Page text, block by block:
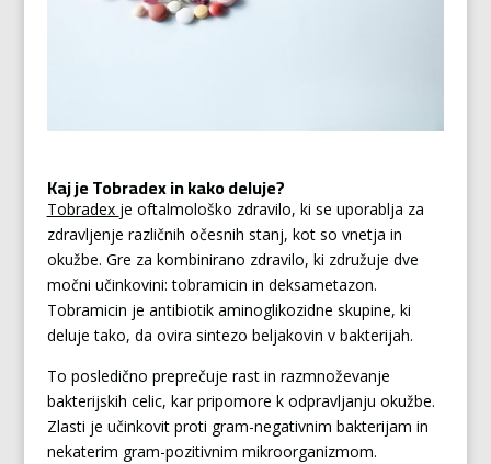
Kaj je Tobradex in kako deluje?
Tobradex je oftalmološko zdravilo, ki se uporablja za
zdravljenje različnih očesnih stanj, kot so vnetja in
okužbe. Gre za kombinirano zdravilo, ki združuje dve
močni učinkovini: tobramicin in deksametazon.
Tobramicin je antibiotik aminoglikozidne skupine, ki
deluje tako, da ovira sintezo beljakovin v bakterijah.
To posledično preprečuje rast in razmnoževanje
bakterijskih celic, kar pripomore k odpravljanju okužbe.
Zlasti je učinkovit proti gram-negativnim bakterijam in
nekaterim gram-pozitivnim mikroorganizmom.